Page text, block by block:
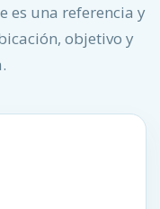
es una referencia y
objetivo y